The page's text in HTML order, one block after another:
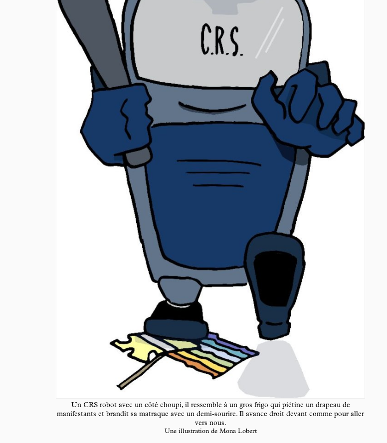
Un CRS robot avec un côté choupi, il ressemble à un gros frigo qui piétine un drapeau de
manifestants et brandit sa matraque avec un demi-sourire. Il avance droit devant comme pour aller
vers nous.
Une illustration de Mona Lobert